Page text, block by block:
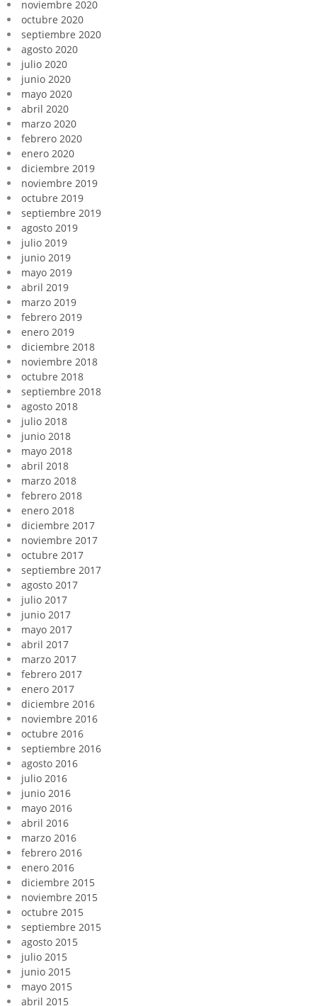
noviembre 2020
octubre 2020
septiembre 2020
agosto 2020
julio 2020
junio 2020
mayo 2020
abril 2020
marzo 2020
febrero 2020
enero 2020
diciembre 2019
noviembre 2019
octubre 2019
septiembre 2019
agosto 2019
julio 2019
junio 2019
mayo 2019
abril 2019
marzo 2019
febrero 2019
enero 2019
diciembre 2018
noviembre 2018
octubre 2018
septiembre 2018
agosto 2018
julio 2018
junio 2018
mayo 2018
abril 2018
marzo 2018
febrero 2018
enero 2018
diciembre 2017
noviembre 2017
octubre 2017
septiembre 2017
agosto 2017
julio 2017
junio 2017
mayo 2017
abril 2017
marzo 2017
febrero 2017
enero 2017
diciembre 2016
noviembre 2016
octubre 2016
septiembre 2016
agosto 2016
julio 2016
junio 2016
mayo 2016
abril 2016
marzo 2016
febrero 2016
enero 2016
diciembre 2015
noviembre 2015
octubre 2015
septiembre 2015
agosto 2015
julio 2015
junio 2015
mayo 2015
abril 2015